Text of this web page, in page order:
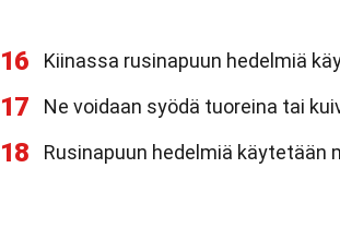
16 Kiinassa rusinapuun hedelmiä
17 Ne voidaan syödä tuoreina tai
18 Rusinapuun hedelmiä